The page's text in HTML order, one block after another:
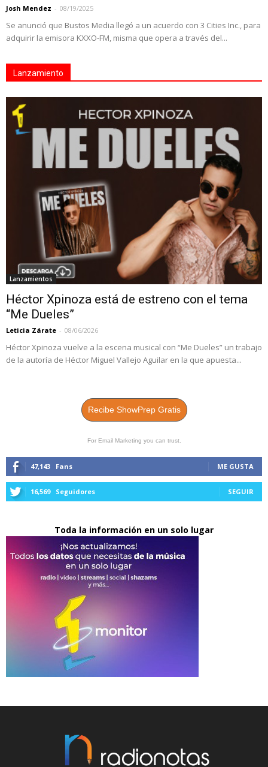
Josh Mendez - 08/19/2025
Se anunció que Bustos Media llegó a un acuerdo con 3 Cities Inc., para
adquirir la emisora KXXO-FM, misma que opera a través del...
Lanzamiento
Lanzamientos
Héctor Xpinoza está de estreno con el tema
“Me Dueles”
Leticia Zárate - 08/06/2026
Héctor Xpinoza vuelve a la escena musical con “Me Dueles” un trabajo
de la autoría de Héctor Miguel Vallejo Aguilar en la que apuesta...
Recibe ShowPrep Gratis
For Email Marketing you can trust.
47,143 Fans ME GUSTA
16,569 Seguidores SEGUIR
Toda la información en un solo lugar